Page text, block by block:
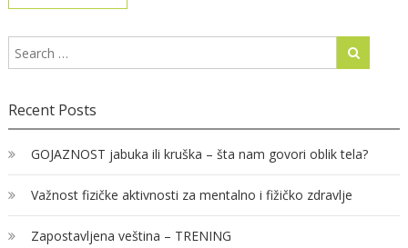
Recent Posts
GOJAZNOST jabuka ili kruška – šta nam govori oblik tela?
Važnost fizičke aktivnosti za mentalno i fižičko zdravlje
Zapostavljena veština – TRENING